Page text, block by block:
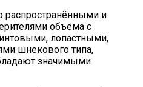
распространёнными и
объёма с
лопастными,
шнекового типа,
значимыми